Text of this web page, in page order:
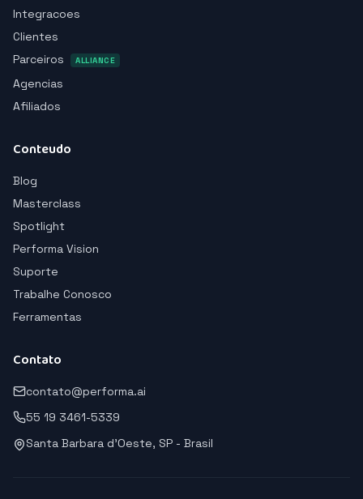
Integracoes
Clientes
Parceiros
ALLIANCE
Agencias
Afiliados
Conteudo
Blog
Masterclass
Spotlight
Performa Vision
Suporte
Trabalhe Conosco
Ferramentas
Contato
contato@performa.ai
55 19 3461-5339
Santa Barbara d'Oeste, SP - Brasil